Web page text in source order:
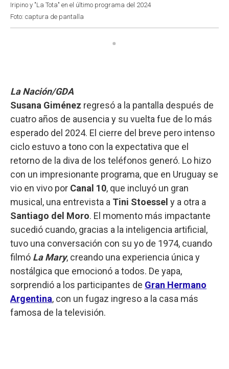
Iripino y "La Tota" en el último programa del 2024
Foto: captura de pantalla
La Nación/GDA
Susana Giménez regresó a la pantalla después de
cuatro años de ausencia y su vuelta fue de lo más
esperado del 2024. El cierre del breve pero intenso
ciclo estuvo a tono con la expectativa que el
retorno de la diva de los teléfonos generó. Lo hizo
con un impresionante programa, que en Uruguay se
vio en vivo por Canal 10, que incluyó un gran
musical, una entrevista a Tini Stoessel y a otra a
Santiago del Moro. El momento más impactante
sucedió cuando, gracias a la inteligencia artificial,
tuvo una conversación con su yo de 1974, cuando
filmó La Mary, creando una experiencia única y
nostálgica que emocionó a todos. De yapa,
sorprendió a los participantes de Gran Hermano
Argentina, con un fugaz ingreso a la casa más
famosa de la televisión.